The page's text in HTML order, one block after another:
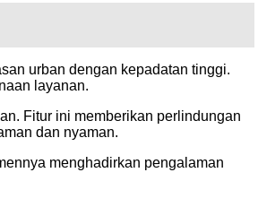
urban dengan kepadatan tinggi.
layanan.
Fitur ini memberikan perlindungan
dan nyaman.
menghadirkan pengalaman